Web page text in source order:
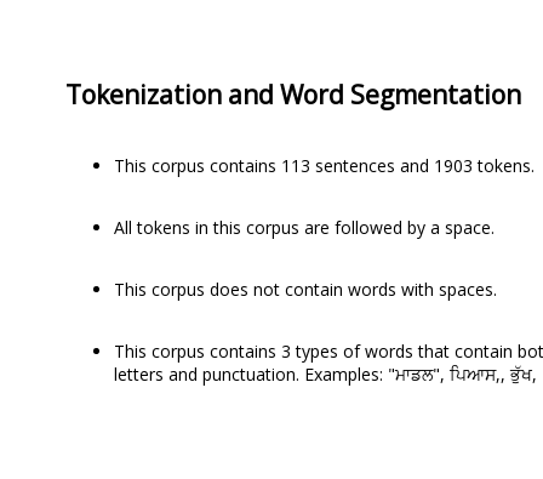
Tokenization and Word Segmentation
This corpus contains 113 sentences and 1903 tokens.
All tokens in this corpus are followed by a space.
This corpus does not contain words with spaces.
This corpus contains 3 types of words that contain
letters and punctuation. Examples: "ਮਾਡਲ", ਪਿਆਸ,, ਭੁੱਖ,